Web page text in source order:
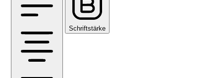
Schriftstärke